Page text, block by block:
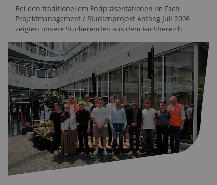
Bei den traditionellem Endpräsentationen im Fach
Projektmanagement / Studienprojekt Anfang Juli 2026
zeigten unsere Studierenden aus dem Fachbereich…